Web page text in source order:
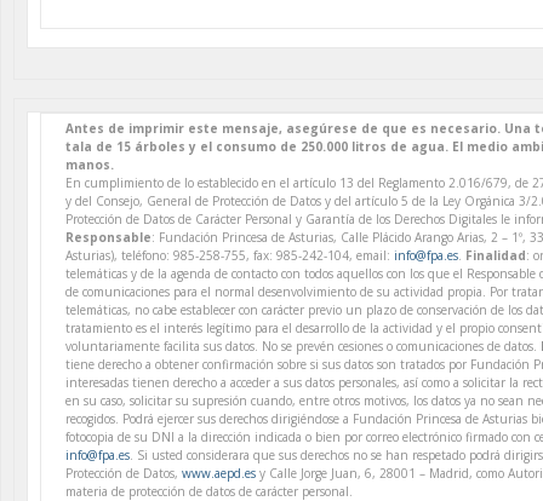
Antes de imprimir este mensaje, asegúrese de que es necesario. Una
tala de 15 árboles y el consumo de 250.000 litros de agua. El medio
manos.
En cumplimiento de lo establecido en el artículo 13 del Reglamento 2.016/679, de
y del Consejo, General de Protección de Datos y del artículo 5 de la Ley Orgánica 3/
Protección de Datos de Carácter Personal y Garantía de los Derechos Digitales le
Responsable: Fundación Princesa de Asturias, Calle Plácido Arango Arias, 2 – 1º,
Asturias), teléfono: 985-258-755, fax: 985-242-104, email: info@fpa.es. Finalidad:
telemáticas y de la agenda de contacto con todos aquellos con los que el
de comunicaciones para el normal desenvolvimiento de su actividad propia. Por
telemáticas, no cabe establecer con carácter previo un plazo de conservación de los
tratamiento es el interés legítimo para el desarrollo de la actividad y el propio
voluntariamente facilita sus datos. No se prevén cesiones o comunicaciones de datos.
tiene derecho a obtener confirmación sobre si sus datos son tratados por Fundación
interesadas tienen derecho a acceder a sus datos personales, así como a solicitar la
en su caso, solicitar su supresión cuando, entre otros motivos, los datos ya no sean
recogidos. Podrá ejercer sus derechos dirigiéndose a Fundación Princesa de Asturias
fotocopia de su DNI a la dirección indicada o bien por correo electrónico firmado con
info@fpa.es. Si usted considerara que sus derechos no se han respetado podrá
Protección de Datos, www.aepd.es y Calle Jorge Juan, 6, 28001 – Madrid, como
materia de protección de datos de carácter personal.